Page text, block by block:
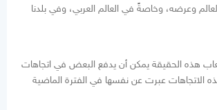
وعرضه، وخاصةً في العالم العربي، وفي بلدنا
هذه الحقيقة يمكن أن يدفع البعض في اتجاهات
الاتجاهات عبرت عن نفسها في الفترة الماضية